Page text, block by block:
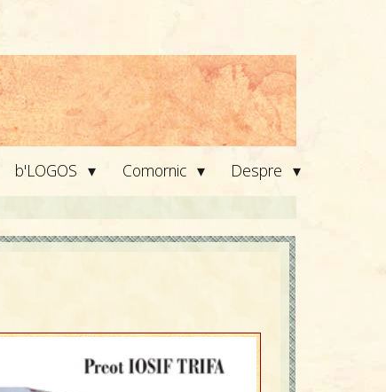
b'LOGOS ▾ Comornic ▾ Despre ▾